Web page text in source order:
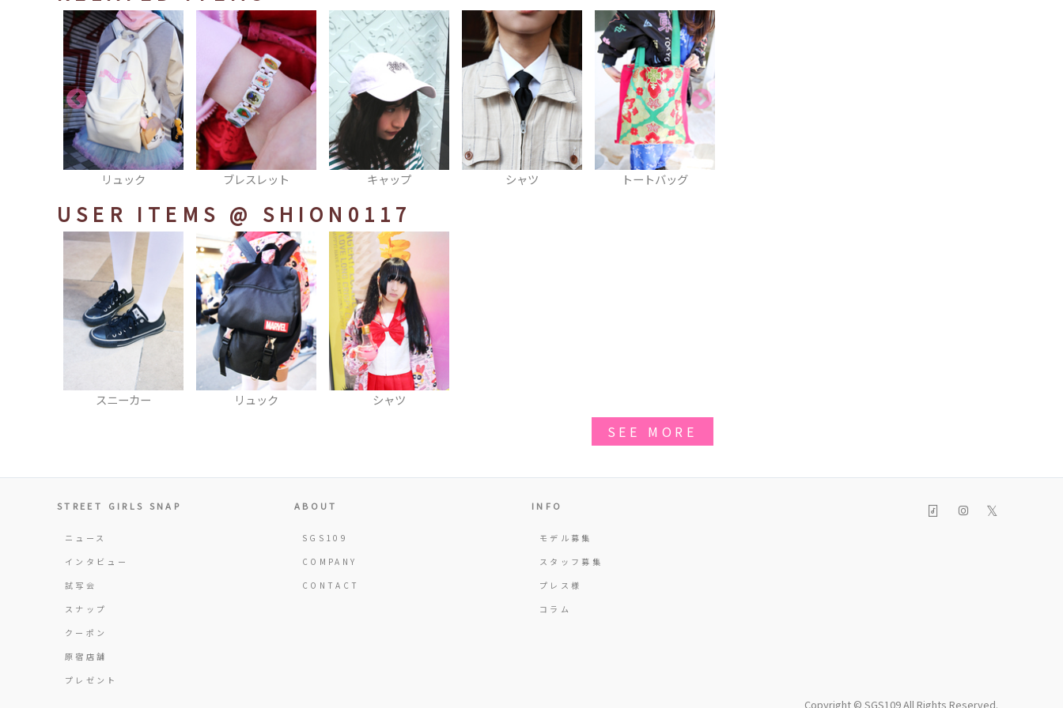
ブレスレット キャップ シャツ トートバッグ ソックス
USER ITEMS @ SHION0117
スニーカー リュック シャツ
SEE MORE
STREET GIRLS SNAP
ニュース
インタビュー
試写会
スナップ
クーポン
原宿店舗
プレゼント
ABOUT
SGS109
COMPANY
CONTACT
INFO
モデル募集
スタッフ募集
プレス様
コラム
𝕏
Copyright © SGS109 All Rights Reserved.